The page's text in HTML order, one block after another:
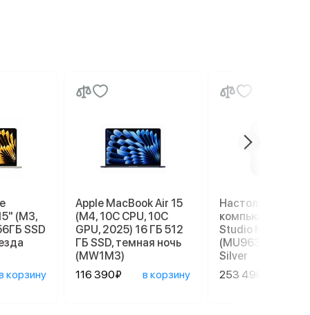
(M3,
SSD
корзину
Apple MacBook Air 15
(M4, 10C CPU, 10C
GPU, 2025) 16 ГБ 512
ГБ SSD, темная ночь
(MW1M3)
116 390₽
в корзину
Настольный
компьютер
Studio M4 Max
(MU963), 36/512
Silver
253 490₽